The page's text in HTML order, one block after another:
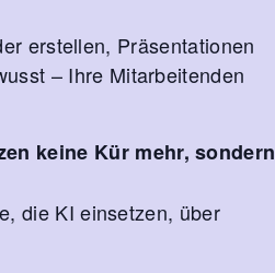
erstellen, Präsentationen
– Ihre Mitarbeitenden
keine Kür mehr, sondern
die KI einsetzen, über